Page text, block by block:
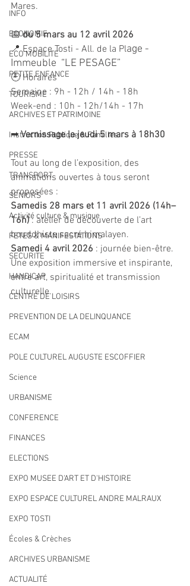
INFO
ECONOMIE
ECO MOBILITE
PETITE ENFANCE
TOURISME
ARCHIVES ET PATRIMOINE
Instruction Publique & Familles
PRESSE
TRANSPORT
SENIORS
Activité culture & musique
FETES & MANIFESTATIONS
SECURITE
HANDICAP
CENTRE DE LOISIRS
PREVENTION DE LA DELINQUANCE
ECAM
POLE CULTUREL AUGUSTE ESCOFFIER
Science
URBANISME
CONFERENCE
FINANCES
ELECTIONS
EXPO MUSEE D'ART ET D'HISTOIRE
EXPO ESPACE CULTUREL ANDRE MALRAUX
EXPO TOSTI
Écoles & Crèches
ARCHIVES URBANISME
ACTUALITÉ
Mares.
📅 du 5 mars au 12 avril 2026
📍 Espace Tosti - All. de la Plage -
Immeuble  “LE PESAGE”
🕘 Horaires
Semaine : 9h - 12h / 14h - 18h
Week-end : 10h - 12h/14h - 17h
➡ Vernissage le jeudi 5 mars à 18h30
Tout au long de l’exposition, des
animations ouvertes à tous seront
proposées :
Samedis 28 mars et 11 avril 2026 (14h–
16h) : atelier de découverte de l’art
bouddhiste sacré himalayen.
Samedi 4 avril 2026 : journée bien-être.
Une exposition immersive et inspirante,
entre art, spiritualité et transmission
culturelle.